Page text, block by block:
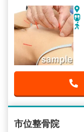
市位整骨院